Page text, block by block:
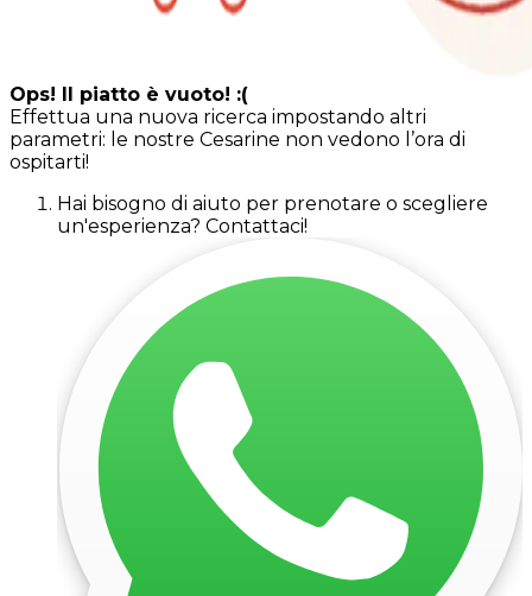
Ops! Il piatto è vuoto! :(
Effettua una nuova ricerca impostando altri
parametri: le nostre Cesarine non vedono l’ora di
ospitarti!
Hai bisogno di aiuto per prenotare o scegliere
un'esperienza? Contattaci!